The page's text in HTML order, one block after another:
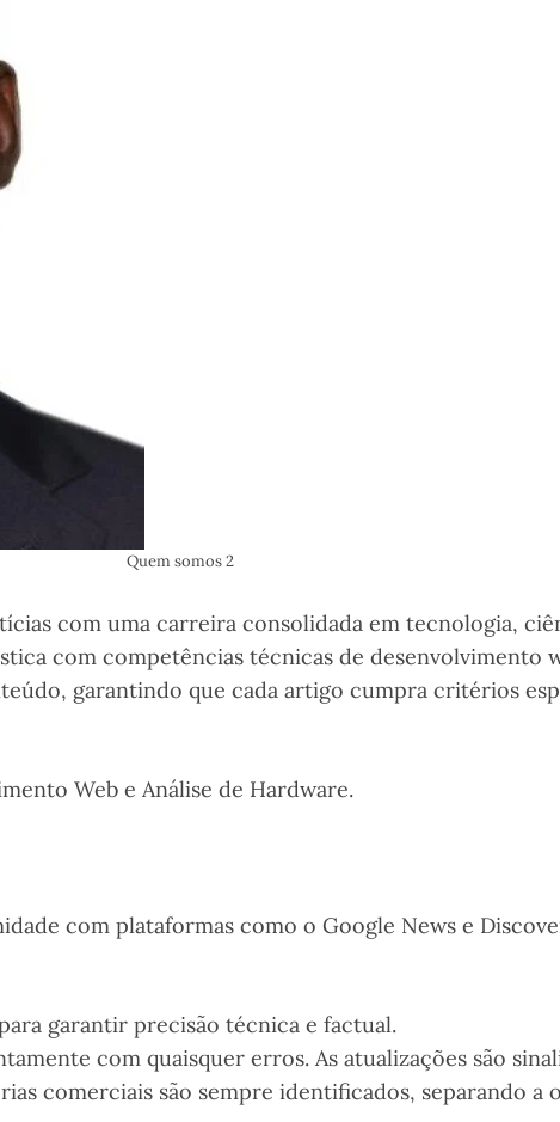
Quem somos 2
com uma carreira consolidada em tecnologia,
com competências técnicas de desenvolvimento
garantindo que cada artigo cumpra critérios
Web e Análise de Hardware.
com plataformas como o Google News e
garantir precisão técnica e factual.
com quaisquer erros. As atualizações são
comerciais são sempre identificados, separando a